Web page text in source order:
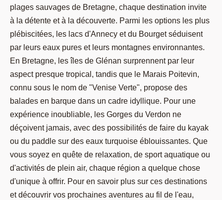
plages sauvages de Bretagne, chaque destination invite
à la détente et à la découverte. Parmi les options les plus
plébiscitées, les lacs d'Annecy et du Bourget séduisent
par leurs eaux pures et leurs montagnes environnantes.
En Bretagne, les îles de Glénan surprennent par leur
aspect presque tropical, tandis que le Marais Poitevin,
connu sous le nom de "Venise Verte", propose des
balades en barque dans un cadre idyllique. Pour une
expérience inoubliable, les Gorges du Verdon ne
déçoivent jamais, avec des possibilités de faire du kayak
ou du paddle sur des eaux turquoise éblouissantes. Que
vous soyez en quête de relaxation, de sport aquatique ou
d'activités de plein air, chaque région a quelque chose
d'unique à offrir. Pour en savoir plus sur ces destinations
et découvrir vos prochaines aventures au fil de l'eau,